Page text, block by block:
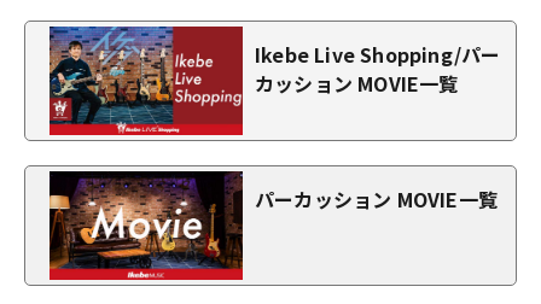
Ikebe Live Shopping/パー
カッション MOVIE一覧
パーカッション MOVIE一覧